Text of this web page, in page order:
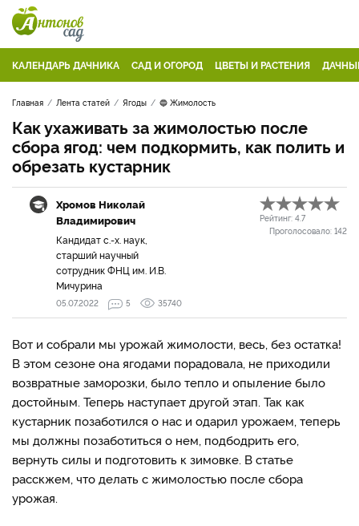
КАЛЕНДАРЬ ДАЧНИКА САД И ОГОРОД ЦВЕТЫ И РАСТЕНИЯ
Главная Лента статей Ягоды 🔵 Жимолость
Как ухаживать за жимолостью после
сбора ягод: чем подкормить, как полить и
обрезать кустарник
Хромов Николай
Владимирович
Кандидат с.-х. наук,
старший научный
сотрудник ФНЦ им. И.В.
Мичурина
Рейтинг: 4.7
Проголосовало: 142
05.07.2022 5 35740
Вот и собрали мы урожай жимолости, весь, без остатка!
В этом сезоне она ягодами порадовала, не приходили
возвратные заморозки, было тепло и опыление было
достойным. Теперь наступает другой этап. Так как
кустарник позаботился о нас и одарил урожаем, теперь
мы должны позаботиться о нем, подбодрить его,
вернуть силы и подготовить к зимовке. В статье
расскжем, что делать с жимолостью после сбора
урожая.